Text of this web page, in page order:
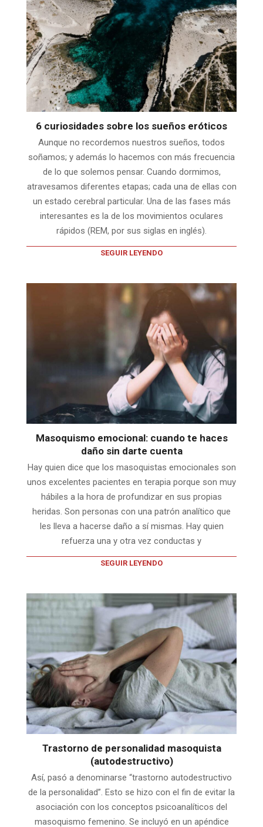
6 curiosidades sobre los sueños eróticos
Aunque no recordemos nuestros sueños, todos
soñamos; y además lo hacemos con más frecuencia
de lo que solemos pensar. Cuando dormimos,
atravesamos diferentes etapas; cada una de ellas con
un estado cerebral particular. Una de las fases más
interesantes es la de los movimientos oculares
rápidos (REM, por sus siglas en inglés).
SEGUIR LEYENDO
Masoquismo emocional: cuando te haces
daño sin darte cuenta
Hay quien dice que los masoquistas emocionales son
unos excelentes pacientes en terapia porque son muy
hábiles a la hora de profundizar en sus propias
heridas. Son personas con una patrón analítico que
les lleva a hacerse daño a sí mismas. Hay quien
refuerza una y otra vez conductas y
SEGUIR LEYENDO
Trastorno de personalidad masoquista
(autodestructivo)
Así, pasó a denominarse “trastorno autodestructivo
de la personalidad”. Esto se hizo con el fin de evitar la
asociación con los conceptos psicoanalíticos del
masoquismo femenino. Se incluyó en un apéndice